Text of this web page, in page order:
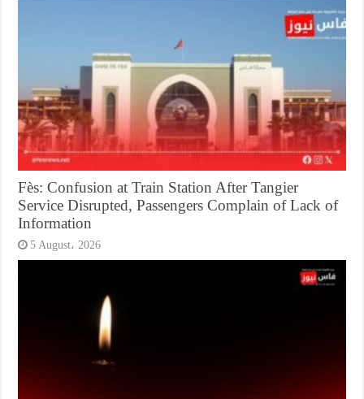
Fès: Confusion at Train Station After Tangier
Service Disrupted, Passengers Complain of Lack of
Information
5 August، 2026